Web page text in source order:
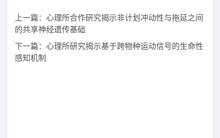
上一篇： 心理所合作研究揭示非计划冲动性与拖延之间
的共享神经遗传基础
下一篇： 心理所研究揭示基于跨物种运动信号的生命性
感知机制